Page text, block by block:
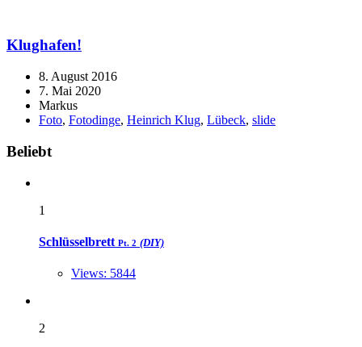
Klughafen!
8. August 2016
7. Mai 2020
Markus
Foto, Fotodinge, Heinrich Klug, Lübeck, slide
Widgets
Beliebt
1
Schlüsselbrett Pt. 2 (DIY)
Views: 5844
2